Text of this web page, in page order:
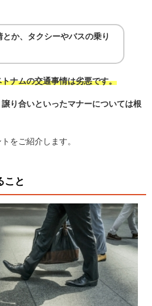
か、タクシーやバスの乗り
ナムの交通事情は劣悪です。
り合いといったマナーについては根
をご紹介します。
こと